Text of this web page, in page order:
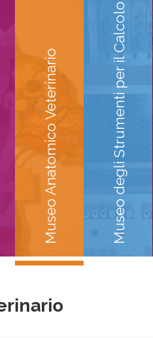
Museo Anatomico Veterinario Museo degli Strumenti per il Calcolo